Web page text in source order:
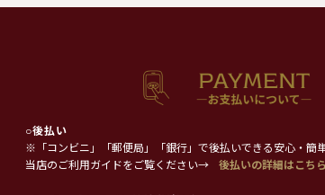
○後払い
※「コンビニ」「郵便局」「銀行」で後払いできる安心・簡
当店のご利用ガイドをご覧ください→
後払いの詳細はこち